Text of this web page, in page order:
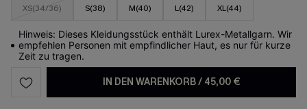
XS(34/36) S(38) M(40) L(42) XL(44)
Hinweis: Dieses Kleidungsstück enthält Lurex-Metallgarn. Wir
empfehlen Personen mit empfindlicher Haut, es nur für kurze
Zeit zu tragen.
IN DEN WARENKORB/ 45,00 €